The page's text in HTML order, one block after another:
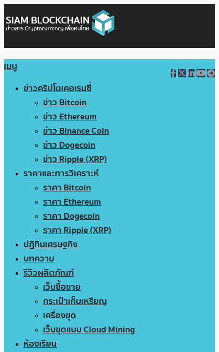
เมนู
ข่าวคริปโตเคอเรนซี่
ข่าว Bitcoin
ข่าว Ethereum
ข่าว Binance Coin
ข่าว Dogecoin
ข่าว Ripple (XRP)
ราคาและการวิเคราะห์
ราคา Bitcoin
ราคา Ethereum
ราคา Dogecoin
ราคา Ripple (XRP)
ปฏิทินเศรษฐกิจ
บทความ
รีวิวผลิตภัณฑ์
เว็บซื้อขาย
กระเป๋าเก็บเหรียญ
เครื่องขุด
เว็บขุดแบบ Cloud Mining
ห้องเรียน